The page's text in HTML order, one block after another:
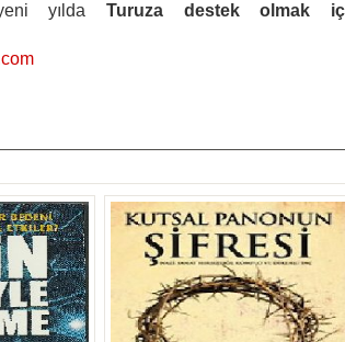
yeni yıldaTuruza destek olmak